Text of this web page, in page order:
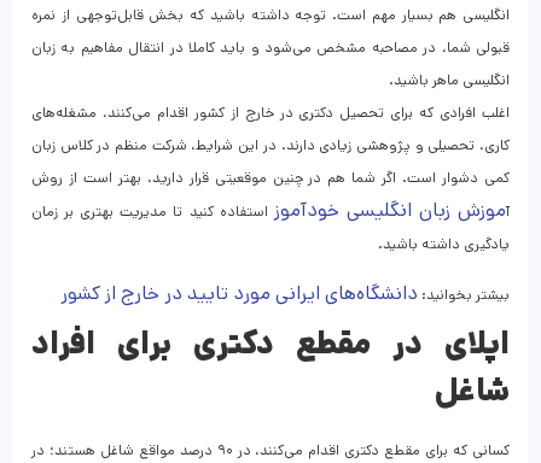
انگلیسی هم بسیار مهم است. توجه داشته باشید که بخش قابل‌توجهی از نمره
قبولی شما، در مصاحبه مشخص می‌شود و باید کاملا در انتقال مفاهیم به زبان
انگلیسی ماهر باشید.
اغلب افرادی که برای تحصیل دکتری در خارج از کشور اقدام می‌کنند، مشغله‌های
کاری، تحصیلی و پژوهشی زیادی دارند. در این شرایط، شرکت منظم در کلاس زبان
کمی دشوار است. اگر شما هم در چنین موقعیتی قرار دارید، بهتر است از روش
آموزش زبان انگلیسی خودآموز استفاده کنید تا مدیریت بهتری بر زمان
یادگیری داشته باشید.
بیشتر بخوانید: دانشگاه‌های ایرانی مورد تایید در خارج از کشور
اپلای در مقطع دکتری برای افراد
شاغل
کسانی که برای مقطع دکتری اقدام می‌کنند، در ۹۰ درصد مواقع شاغل هستند؛ در